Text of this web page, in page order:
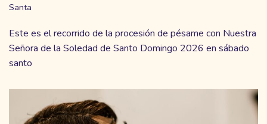
Santa
Este es el recorrido de la procesión de pésame con Nuestra
Señora de la Soledad de Santo Domingo 2026 en sábado
santo